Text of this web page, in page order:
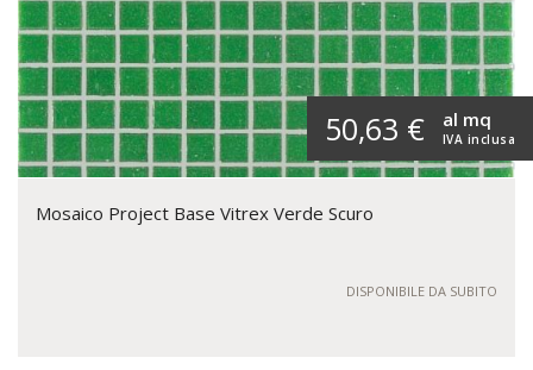
50,63 € IVA inclusa
al mq
Mosaico Project Base Vitrex Verde Scuro
DISPONIBILE DA SUBITO